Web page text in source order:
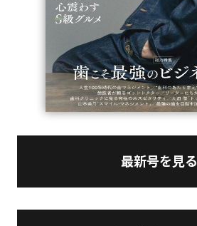
最新号を見る